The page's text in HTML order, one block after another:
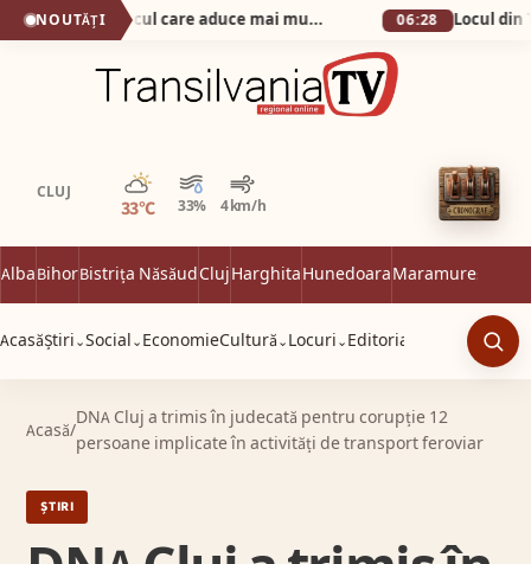
NOUTĂȚI Secretul din Alba Iulia: locul care aduce mai mulți vizitatori decât Cetatea!
CLUJ
33°C 33% 4 km/h
Parțial noros
AlbaBihorBistrița NăsăudClujHarghitaHunedoaraMaramureș
AcasăȘtiri ⌄Social ⌄ EconomieCultură ⌄ Locuri ⌄ Editorial
Acasă/
DNA Cluj a trimis în judecată pentru corupție 12
persoane implicate în activități de transport feroviar
ȘTIRI